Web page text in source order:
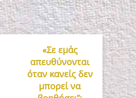
«Σε εμάς
απευθύνονται
όταν κανείς δεν
μπορεί να